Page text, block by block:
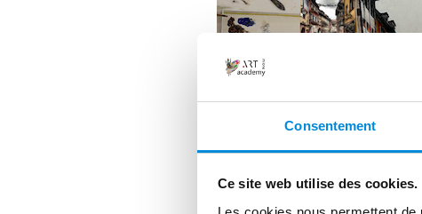
Consentement
Ce site web utilise des cookies.
Ensemble de cours de
avancé